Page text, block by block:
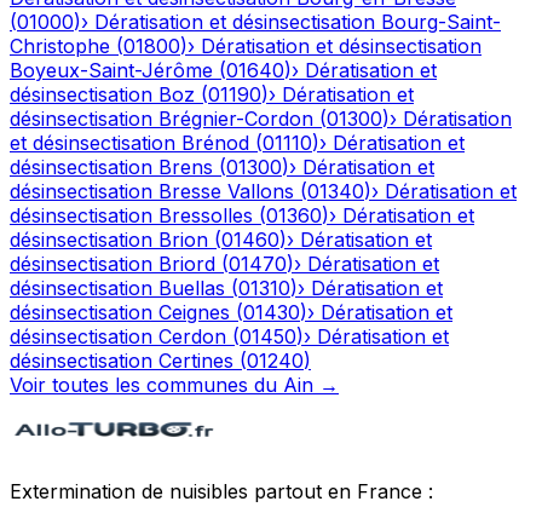
(01000)› Dératisation et désinsectisation Bourg-Saint-
Christophe (01800)› Dératisation et désinsectisation
Boyeux-Saint-Jérôme (01640)› Dératisation et
désinsectisation Boz (01190)› Dératisation et
désinsectisation Brégnier-Cordon (01300)› Dératisation
et désinsectisation Brénod (01110)› Dératisation et
désinsectisation Brens (01300)› Dératisation et
désinsectisation Bresse Vallons (01340)› Dératisation et
désinsectisation Bressolles (01360)› Dératisation et
désinsectisation Brion (01460)› Dératisation et
désinsectisation Briord (01470)› Dératisation et
désinsectisation Buellas (01310)› Dératisation et
désinsectisation Ceignes (01430)› Dératisation et
désinsectisation Cerdon (01450)› Dératisation et
désinsectisation Certines (01240)
Voir toutes les communes du Ain →
Extermination de nuisibles partout en France :